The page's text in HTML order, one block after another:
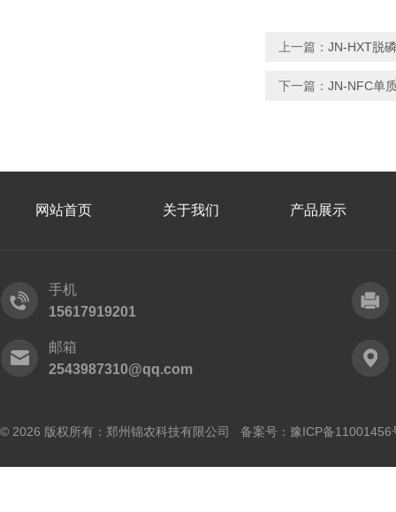
上一篇： JN-HXT脱
下一篇： JN-NFC单
网站首页 关于我们 产品展示
手机
15617919201
邮箱
2543987310@qq.com
© 2026 版权所有：郑州锦农科技有限公司 备案号： 豫ICP备11001456